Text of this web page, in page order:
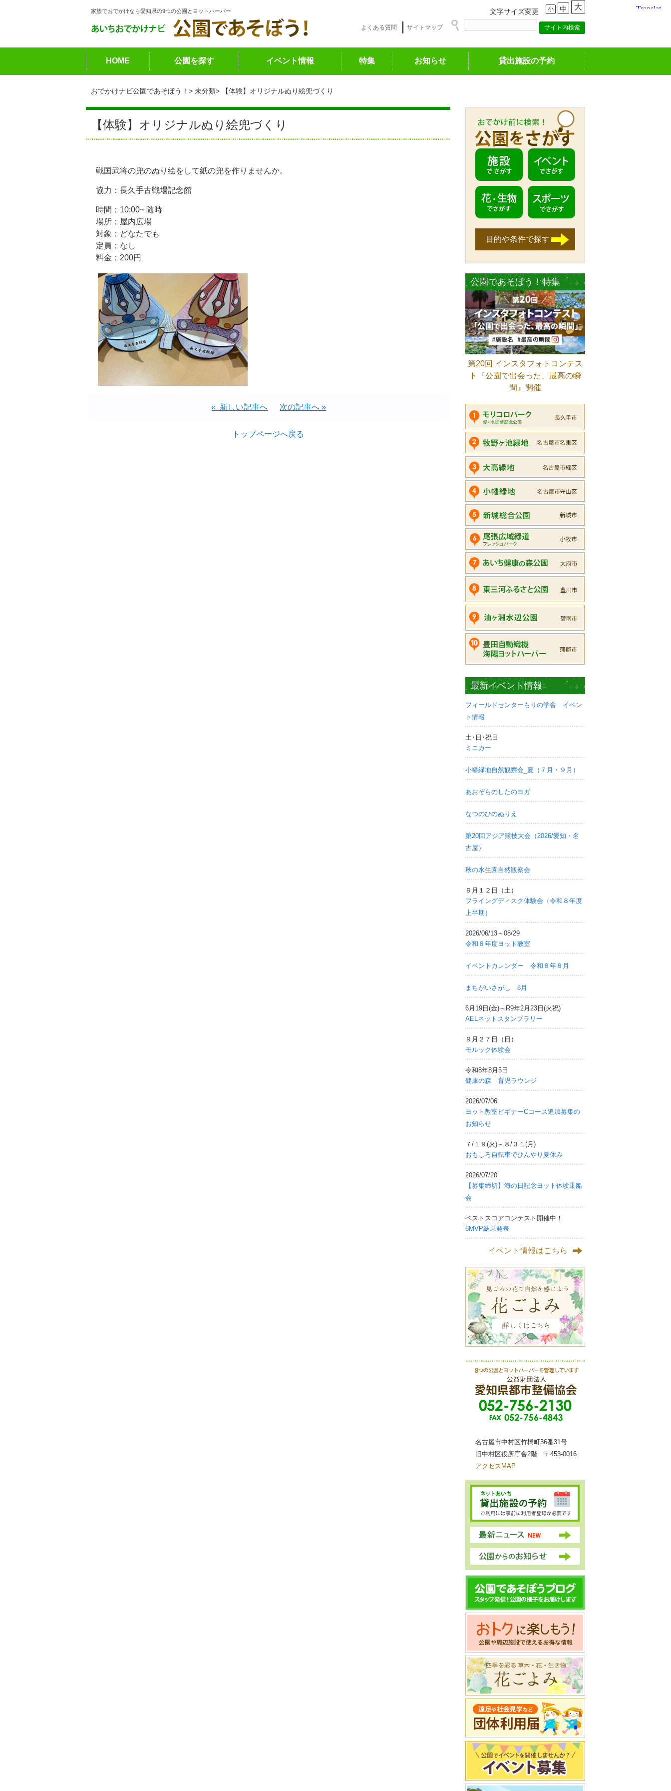
家族でおでかけなら愛知県の9つの公園とヨットハーバー 文字サイズ変更 小 中 大
よくある質問 サイトマップ
HOME 公園を探す イベント情報 特集 お知らせ 貸出施設の予約
おでかけナビ公園であそぼう！ 未分類 【体験】オリジナルぬり絵兜づくり
【体験】オリジナルぬり絵兜づくり
戦国武将の兜のぬり絵をして紙の兜を作りませんか。
協力：長久手古戦場記念館
時間：10:00~ 随時
場所：屋内広場
対象：どなたでも
定員：なし
料金：200円
« 新しい記事へ 次の記事へ »
トップページへ戻る
目的や条件で探す
公園であそぼう！特集
第20回 インスタフォトコンテス
ト『公園で出会った、最高の瞬
間』開催
最新イベント情報
フィールドセンターもりの学舎 イベン
ト情報
土･日･祝日
ミニカー
小幡緑地自然観察会_夏（７月・９月）
あおぞらのしたのヨガ
なつのひのぬりえ
第20回アジア競技大会（2026/愛知・名
古屋）
秋の水生園自然観察会
９月１２日（土）
フライングディスク体験会（令和８年度
上半期）
2026/06/13～08/29
令和８年度ヨット教室
イベントカレンダー 令和８年８月
まちがいさがし 8月
6月19日(金)～R9年2月23日(火祝)
AELネットスタンプラリー
９月２７日（日）
モルック体験会
令和8年8月5日
健康の森 育児ラウンジ
2026/07/06
ヨット教室ビギナーCコース追加募集の
お知らせ
７/１９(火)～８/３１(月)
おもしろ自転車でひんやり夏休み
2026/07/20
【募集締切】海の日記念ヨット体験乗船
会
ベストスコアコンテスト開催中！
6MVP結果発表
イベント情報はこちら
名古屋市中村区竹橋町36番31号
旧中村区役所庁舎2階 〒453-0016
アクセスMAP